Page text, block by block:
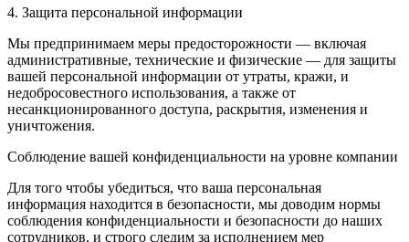
4. Защита персональной информации
Мы предпринимаем меры предосторожности — включая
административные, технические и физические — для защиты
вашей персональной информации от утраты, кражи, и
недобросовестного использования, а также от
несанкционированного доступа, раскрытия, изменения и
уничтожения.
Соблюдение вашей конфиденциальности на уровне компании
Для того чтобы убедиться, что ваша персональная
информация находится в безопасности, мы доводим нормы
соблюдения конфиденциальности и безопасности до наших
сотрудников, и строго следим за исполнением мер